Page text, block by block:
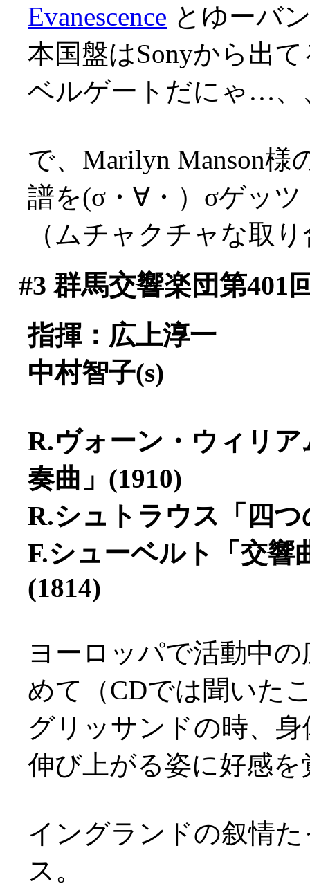
Evanescence とゆーバ
本国盤はSonyから出
ベルゲートだにゃ…、
で、Marilyn Manson
譜を(σ・∀・）σゲッツ
（ムチャクチャな取
#3 群馬交響楽団第401
指揮：広上淳一
中村智子(s)
R.ヴォーン・ウィリ
奏曲」(1910)
R.シュトラウス「四つ
F.シューベルト「交響
(1814)
ヨーロッパで活動中
めて（CDでは聞いた
グリッサンドの時、
伸び上がる姿に好感
イングランドの叙情
ス。